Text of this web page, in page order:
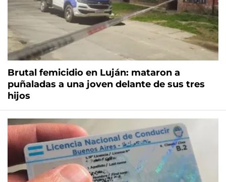
Brutal femicidio en Luján: mataron a
puñaladas a una joven delante de sus tres
hijos